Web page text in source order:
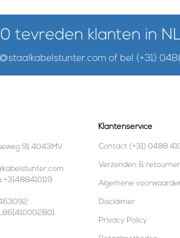
tevreden klanten in
of bel (+31)
91 4043MV
+31488410119
Klantenservice
Contact (+31) 0488
Verzenden &
Algemene
Disclaimer
Privacy Policy